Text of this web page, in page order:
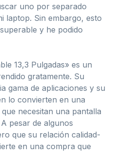
uno por separado
laptop. Sin embargo, esto
y he podido
13,3 Pulgadas» es un
gratamente. Su
gama de aplicaciones y su
lo convierten en una
necesitan una pantalla
pesar de algunos
que su relación calidad-
en una compra que